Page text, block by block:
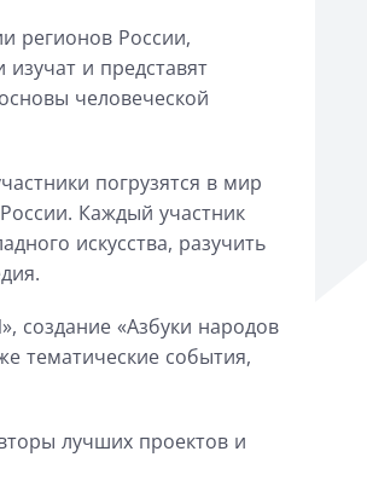
регионов России,
изучат и представят
человеческой
погрузятся в мир
. Каждый участник
искусства, разучить
.
создание «Азбуки народов
тематические события,
лучших проектов и